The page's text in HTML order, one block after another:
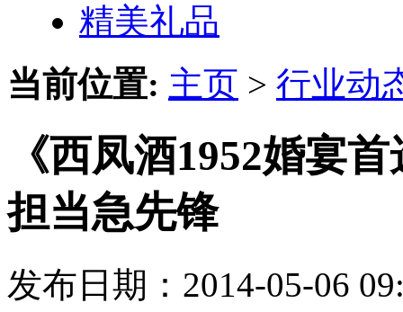
精美礼品
当前位置: 主页 > 行业动
《西凤酒1952婚宴
担当急先锋
发布日期：2014-05-06